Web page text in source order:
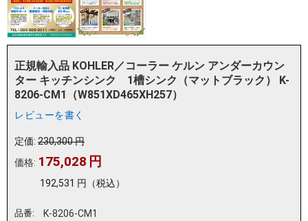
正規輸入品 KOHLER／コーラー ケルン アンダーカウン
ター キッチンシンク 1槽シンク（マットブラック） K-
8206-CM1（W851XD465XH257）
レビューを書く
定価: 230,300円
価格: 175,028 円
192,531 円 （税込）
品番: K-8206-CM1